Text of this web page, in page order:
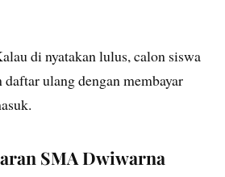
di nyatakan lulus, calon siswa
ulang dengan membayar
SMA Dwiwarna